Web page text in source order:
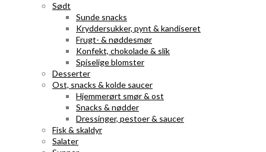
Sødt
Sunde snacks
Kryddersukker, pynt & kandiseret
Frugt- & nøddesmør
Konfekt, chokolade & slik
Spiselige blomster
Desserter
Ost, snacks & kolde saucer
Hjemmerørt smør & ost
Snacks & nødder
Dressinger, pestoer & saucer
Fisk & skaldyr
Salater